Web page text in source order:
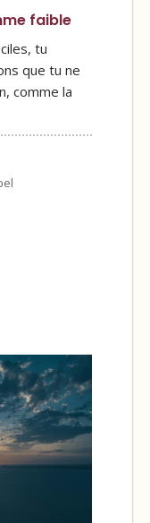
faible
tu
que tu ne
comme la